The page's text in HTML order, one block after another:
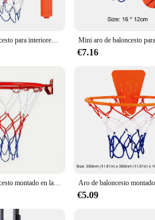
Aro de baloncesto para interiores, PLACAS TRASERAS DE VENTILADOR deportivo para niños y niñas, Mini aro de baloncesto con ventosa para puerta de habitación, juguete de 2 bolas
€7.16
Aro de baloncesto montado en la pared para interiores/exteriores con red: equipo deportivo duradero y versátil
€5.09